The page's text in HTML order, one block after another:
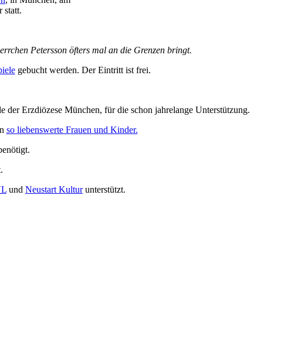
statt.
Petersson öfters mal an die Grenzen bringt.
gebucht werden. Der Eintritt ist frei.
der Erzdiözese München, für die schon jahrelange Unterstützung.
so liebenswerte Frauen und Kinder.
und Neustart Kulturunterstützt.